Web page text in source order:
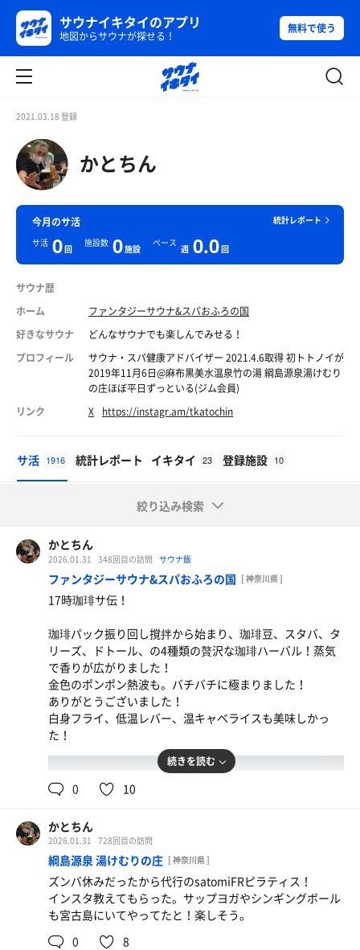
サウナイキタイのアプリ
地図からサウナが探せる！
無料で使う
2021.03.18 登録
かとちん
統計レポート
今月のサ活
サ活 0回
施設数 0施設
ペース
週 0.0回
サウナ歴
ホーム
ファンタジーサウナ&スパおふろの国
好きなサウナ
どんなサウナでも楽しんでみせる！
プロフィール
サウナ・スパ健康アドバイザー 2021.4.6取得 初トトノイが
2019年11月6日@麻布黒美水温泉竹の湯 綱島源泉湯けむり
の庄ほぼ平日ずっといる(ジム会員)
リンク
X https://instagr.am/tkatochin
サ活 1916 統計レポート イキタイ 23 登録施設 10
絞り込み検索
かとちん
2026.01.31 348回目の訪問 サウナ飯
ファンタジーサウナ&スパおふろの国 [ 神奈川県 ]
17時珈琲サ伝！
珈琲パック振り回し撹拌から始まり、珈琲豆、スタバ、タ
リーズ、ドトール、の4種類の贅沢な珈琲ハーバル！蒸気
で香りが広がりました！
金色のポンポン熱波も。バチバチに極まりました！
ありがとうございました！
白身フライ、低温レバー、温キャベライスも美味しかっ
た！
続きを読む
0 10
かとちん
2026.01.31 728回目の訪問
綱島源泉 湯けむりの庄 [ 神奈川県 ]
ズンバ休みだったから代行のsatomiFRピラティス！
インスタ教えてもらった。サップヨガやシンギングボール
も宮古島にいてやってたと！楽しそう。
0
8